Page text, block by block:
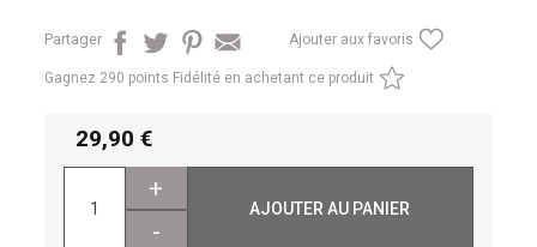
Partager Ajouter aux favoris
Gagnez 290 points Fidélité en achetant ce produit
29,90
+
-
AJOUTER AU PANIER